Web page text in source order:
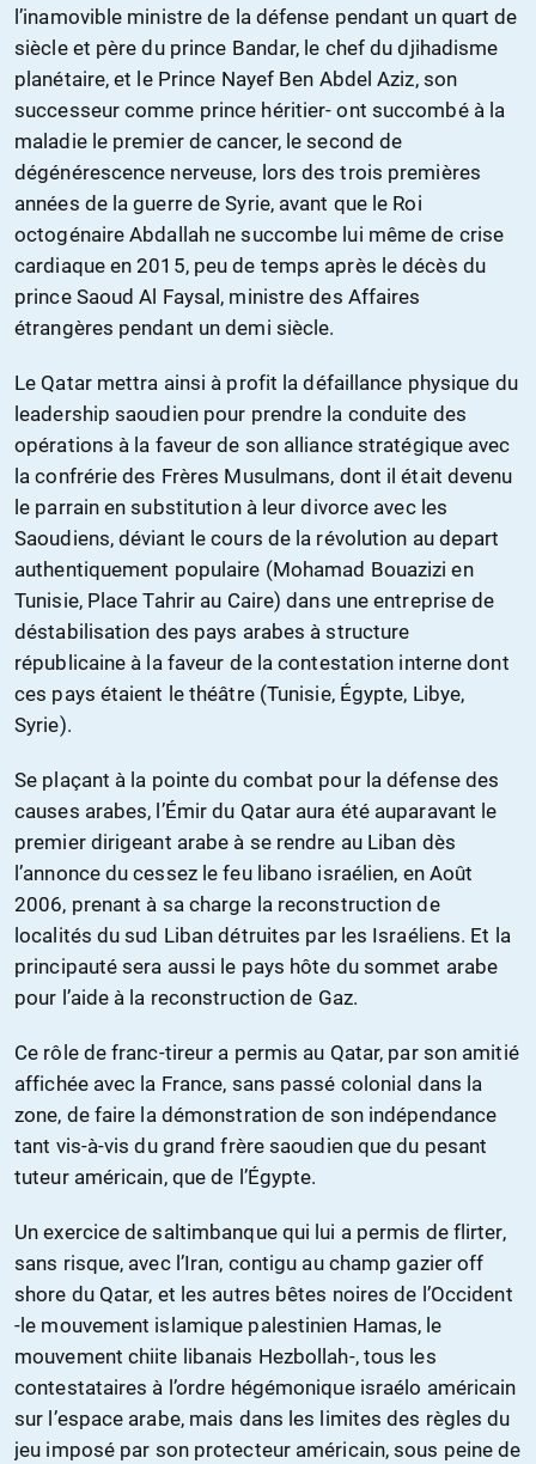
l’inamovible ministre de la défense pendant un quart de
siècle et père du prince Bandar, le chef du djihadisme
planétaire, et le Prince Nayef Ben Abdel Aziz, son
successeur comme prince héritier- ont succombé à la
maladie le premier de cancer, le second de
dégénérescence nerveuse, lors des trois premières
années de la guerre de Syrie, avant que le Roi
octogénaire Abdallah ne succombe lui même de crise
cardiaque en 2015, peu de temps après le décès du
prince Saoud Al Faysal, ministre des Affaires
étrangères pendant un demi siècle.
Le Qatar mettra ainsi à profit la défaillance physique du
leadership saoudien pour prendre la conduite des
opérations à la faveur de son alliance stratégique avec
la confrérie des Frères Musulmans, dont il était devenu
le parrain en substitution à leur divorce avec les
Saoudiens, déviant le cours de la révolution au depart
authentiquement populaire (Mohamad Bouazizi en
Tunisie, Place Tahrir au Caire) dans une entreprise de
déstabilisation des pays arabes à structure
républicaine à la faveur de la contestation interne dont
ces pays étaient le théâtre (Tunisie, Égypte, Libye,
Syrie).
Se plaçant à la pointe du combat pour la défense des
causes arabes, l’Émir du Qatar aura été auparavant le
premier dirigeant arabe à se rendre au Liban dès
l’annonce du cessez le feu libano israélien, en Août
2006, prenant à sa charge la reconstruction de
localités du sud Liban détruites par les Israéliens. Et la
principauté sera aussi le pays hôte du sommet arabe
pour l’aide à la reconstruction de Gaz.
Ce rôle de franc-tireur a permis au Qatar, par son amitié
affichée avec la France, sans passé colonial dans la
zone, de faire la démonstration de son indépendance
tant vis-à-vis du grand frère saoudien que du pesant
tuteur américain, que de l’Égypte.
Un exercice de saltimbanque qui lui a permis de flirter,
sans risque, avec l’Iran, contigu au champ gazier off
shore du Qatar, et les autres bêtes noires de l’Occident
-le mouvement islamique palestinien Hamas, le
mouvement chiite libanais Hezbollah-, tous les
contestataires à l’ordre hégémonique israélo américain
sur l’espace arabe, mais dans les limites des règles du
jeu imposé par son protecteur américain, sous peine de